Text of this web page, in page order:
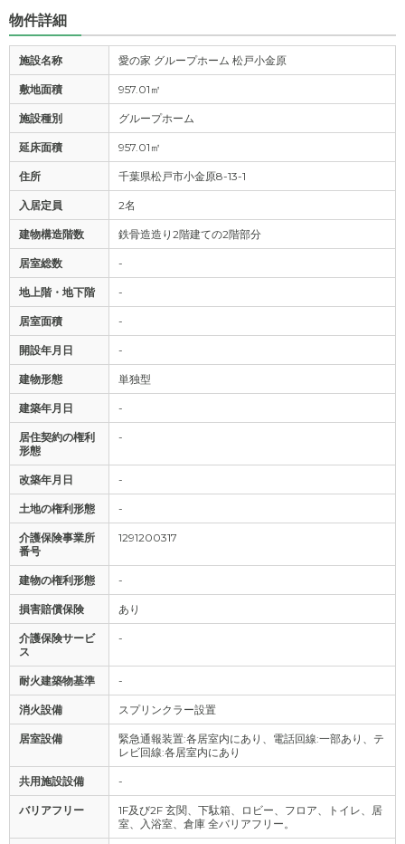
物件詳細
施設名称 愛の家 グループホーム 松戸小金原
敷地面積 957.01㎡
施設種別 グループホーム
延床面積 957.01㎡
住所 千葉県松戸市小金原8-13-1
入居定員 2名
建物構造階数 鉄骨造造り2階建ての2階部分
居室総数 -
地上階・地下階 -
居室面積 -
開設年月日 -
建物形態 単独型
建築年月日 -
居住契約の権利
形態
-
改築年月日 -
土地の権利形態 -
介護保険事業所
番号
1291200317
建物の権利形態 -
損害賠償保険 あり
介護保険サービ
ス
-
耐火建築物基準 -
消火設備 スプリンクラー設置
居室設備
緊急通報装置:各居室内にあり、電話回線:一部あり、テ
レビ回線:各居室内にあり
共用施設設備 -
バリアフリー
1F及び2F 玄関、下駄箱、ロビー、フロア、トイレ、居
室、入浴室、倉庫 全バリアフリー。